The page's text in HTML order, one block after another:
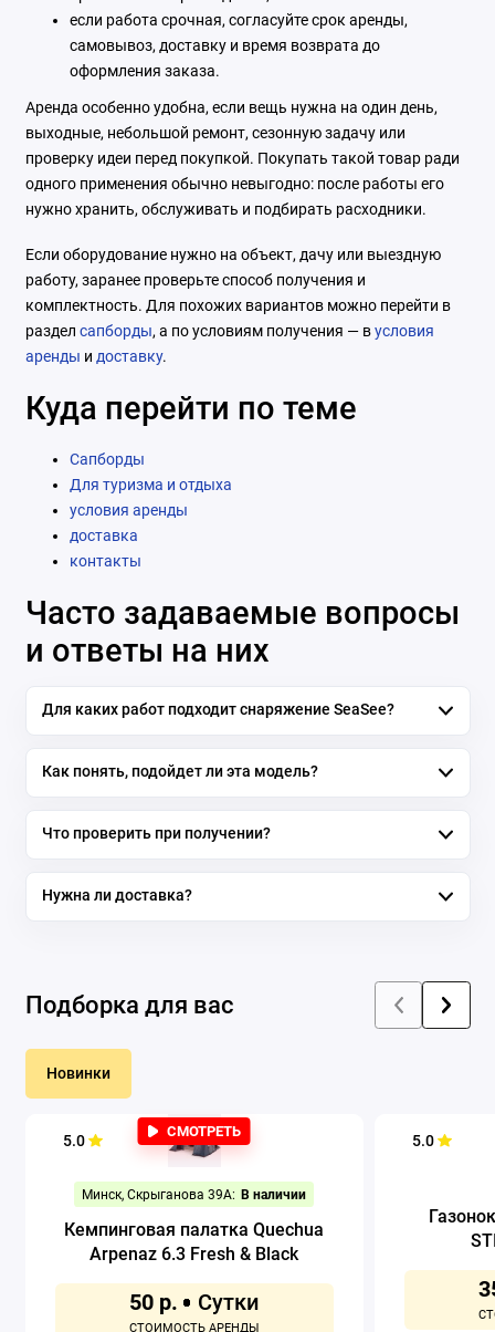
если работа срочная, согласуйте срок аренды,
самовывоз, доставку и время возврата до
оформления заказа.
Аренда особенно удобна, если вещь нужна на один день,
выходные, небольшой ремонт, сезонную задачу или
проверку идеи перед покупкой. Покупать такой товар ради
одного применения обычно невыгодно: после работы его
нужно хранить, обслуживать и подбирать расходники.
Если оборудование нужно на объект, дачу или выездную
работу, заранее проверьте способ получения и
комплектность. Для похожих вариантов можно перейти в
раздел сапборды, а по условиям получения — вусловия
аренды и доставку.
Куда перейти по теме
Сапборды
Для туризма и отдыха
условия аренды
доставка
контакты
Часто задаваемые вопросы
и ответы на них
Для каких работ подходит снаряжение SeaSee?
Как понять, подойдет ли эта модель?
Что проверить при получении?
Нужна ли доставка?
Подборка для вас
Новинки
5.0
СМОТРЕТЬ
Минск, Скрыганова 39А: В наличии
Кемпинговая палатка Quechua
Arpenaz 6.3 Fresh & Black
50 р.
5.0